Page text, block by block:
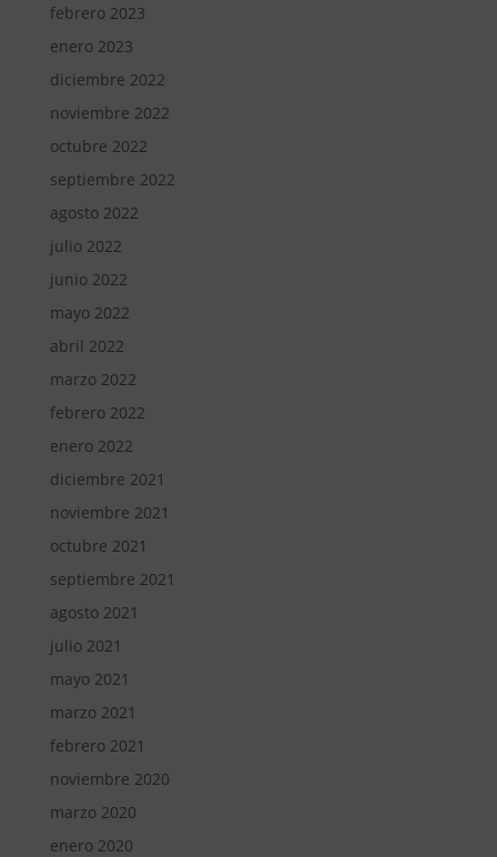
febrero 2023
enero 2023
diciembre 2022
noviembre 2022
octubre 2022
septiembre 2022
agosto 2022
julio 2022
junio 2022
mayo 2022
abril 2022
marzo 2022
febrero 2022
enero 2022
diciembre 2021
noviembre 2021
octubre 2021
septiembre 2021
agosto 2021
julio 2021
mayo 2021
marzo 2021
febrero 2021
noviembre 2020
marzo 2020
enero 2020